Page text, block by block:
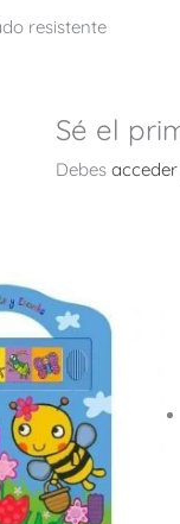
resistente
Sé el
Debes acceder